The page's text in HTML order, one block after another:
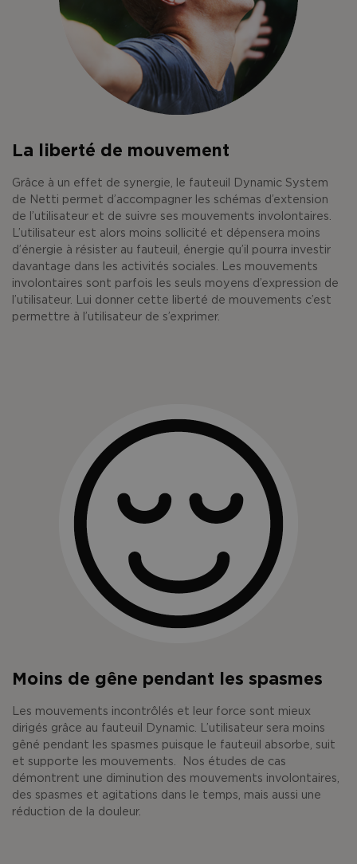
La liberté de mouvement
Grâce à un effet de synergie, le fauteuil Dynamic System
de Netti permet d’accompagner les schémas d’extension
de l’utilisateur et de suivre ses mouvements involontaires.
L’utilisateur est alors moins sollicité et dépensera moins
d’énergie à résister au fauteuil, énergie qu’il pourra investir
davantage dans les activités sociales. Les mouvements
involontaires sont parfois les seuls moyens d’expression de
l’utilisateur. Lui donner cette liberté de mouvements c’est
permettre à l’utilisateur de s’exprimer.
Moins de gêne pendant les spasmes
Les mouvements incontrôlés et leur force sont mieux
dirigés grâce au fauteuil Dynamic. L’utilisateur sera moins
gêné pendant les spasmes puisque le fauteuil absorbe, suit
et supporte les mouvements. Nos études de cas
démontrent une diminution des mouvements involontaires,
des spasmes et agitations dans le temps, mais aussi une
réduction de la douleur.